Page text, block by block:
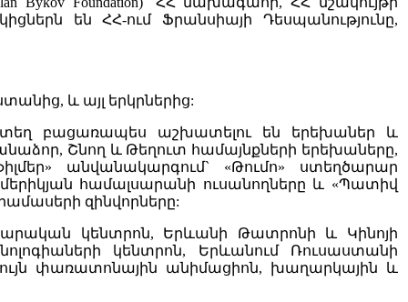
են ՀՀ-ում Ֆրանսիայի Դեսպանությունը,
և այլ երկրներից:
բացառապես աշխատելու են երեխաներ և
Շնող և Թեղուտ համայնքների երեխաները,
անվանակարգում` «Թումո» ստեղծարար
համալսարանի ուսանողները և «Պատիվ
զինվորները:
կենտրոն, Երևանի Թատրոնի և Կինոյի
կենտրոն, Երևանում Ռուսաստանի
փառատոնային անիմացիոն, խաղարկային և